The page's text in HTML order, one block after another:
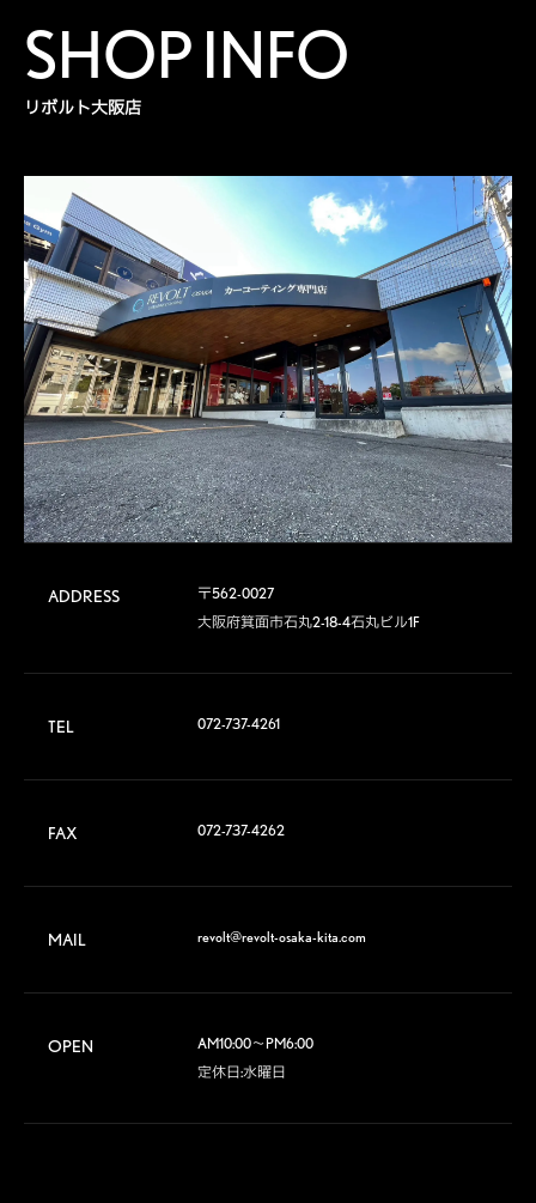
SHOP INFO
リボルト大阪店
ADDRESS
〒562-0027
大阪府箕面市石丸2-18-4石丸ビル1F
TEL 072-737-4261
FAX 072-737-4262
MAIL revolt@revolt-osaka-kita.com
OPEN
AM10:00～PM6:00
定休日:水曜日